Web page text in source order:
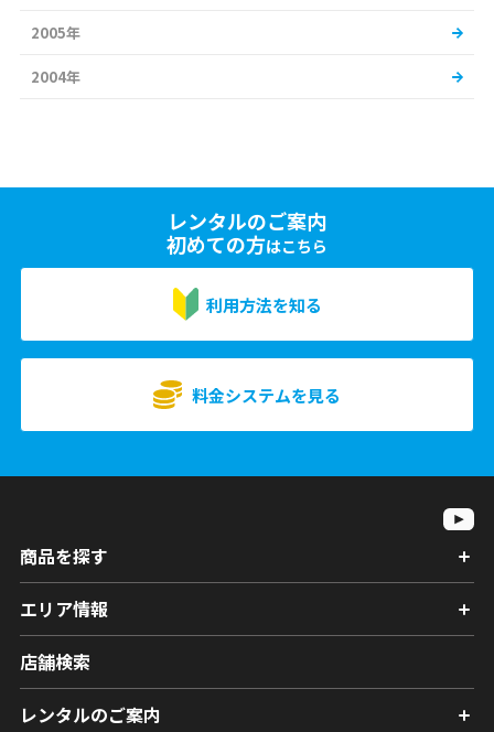
2005年
2004年
レンタルのご案内
初めての方はこちら
利用方法を知る
料金システムを見る
商品を探す
エリア情報
店舗検索
レンタルのご案内